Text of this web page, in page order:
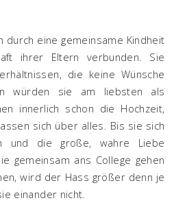
durch eine gemeinsame Kindheit
ihrer Eltern verbunden. Sie
die keine Wünsche
würden sie am liebsten als
innerlich schon die Hochzeit,
sich über alles. Bis sie sich
und die große, wahre Liebe
gemeinsam ans College gehen
wird der Hass größer denn je
einander nicht.